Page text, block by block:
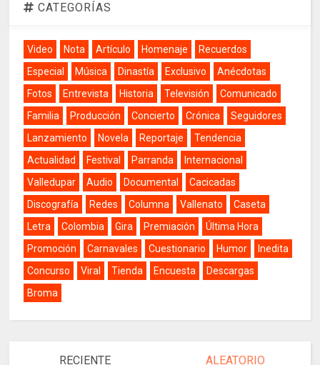
CATEGORÍAS
Video Nota Artículo Homenaje
Recuerdos
Especial
Música Dinastía Exclusivo
Anécdotas
Fotos
Entrevista Historia Televisión
Comunicado
Familia
Producción Concierto Crónica
Seguidores
Lanzamiento
Novela Reportaje
Tendencia
Actualidad
Festival Parranda
Internacional
Valledupar
Audio Documental
Cacicadas
Discografía
Redes Columna Vallenato
Caseta
Letra
Colombia Gira Premiación
Última Hora
Promoción
Carnavales Cuestionario Humor
Inedita
Concurso
Viral Tienda Encuesta
Descargas
Broma
RECIENTE ALEATORIO